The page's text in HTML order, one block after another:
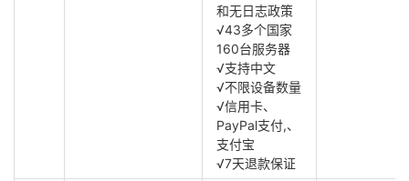
和无日志政策
√43多个国家
160台服务器
√支持中文
√不限设备数量
√信用卡、
PayPal支付,、
支付宝
√7天退款保证